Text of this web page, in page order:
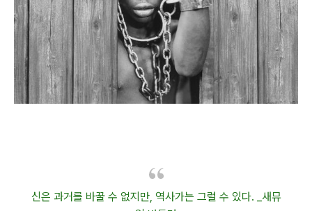
신은 과거를 바꿀 수 없지만, 역사가는 그럴 수 있다. _새뮤